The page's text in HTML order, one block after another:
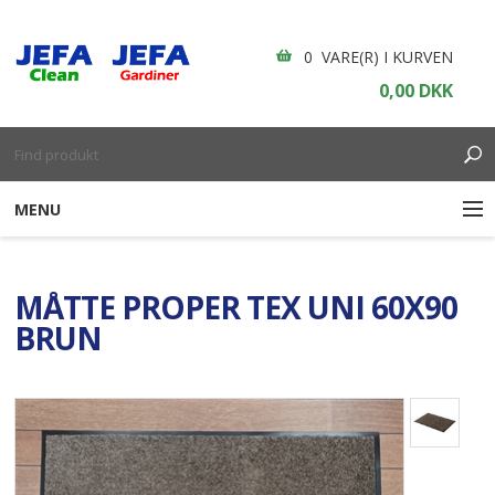
0 VARE(R) I KURVEN
0,00 DKK
MENU
ENGANGSARTIKLER
GARDINER
BORDDÆKNING
MÅTTE PROPER TEX UNI 60X90
BRUN